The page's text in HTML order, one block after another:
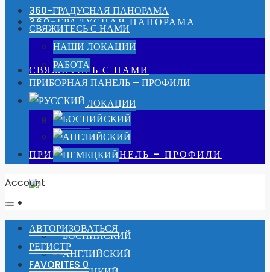
360-ГРАДУСНАЯ ПАНОРАМА
СВЯЖИТЕСЬ С НАМИ
НАШИ ЛОКАЦИИ
РАБОТА
ПРИБОРНАЯ ПАНЕЛЬ – ПРОФИЛИ
360-ГРАДУСНАЯ ПАНОРАМА
СВЯЖИТЕСЬ С НАМИ
НАШИ ЛОКАЦИИ
РАБОТА
ПРИБОРНАЯ ПАНЕЛЬ – ПРОФИЛИ
Account
АВТОРИЗОВАТЬСЯ
РЕГИСТР
FAVORITES 0